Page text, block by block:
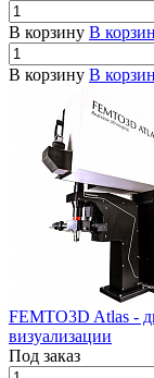
В корзину В
В корзину В
FEMTO3D Atlas -
визуализации
Под заказ